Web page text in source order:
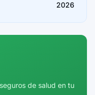
2026
de salud en tu